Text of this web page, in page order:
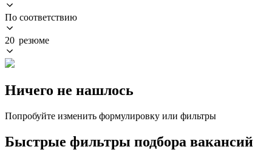
По соответствию
20 резюме
Ничего не нашлось
Попробуйте изменить формулировку или фильтры
Быстрые фильтры подбора вакансий